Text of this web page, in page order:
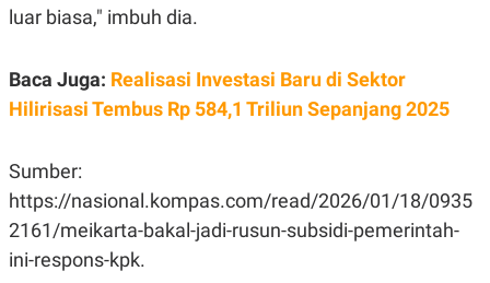
I
A
N
G
N
N
C
E
T
I
N
E
A
M
T
E
luar biasa," imbuh dia.
Baca Juga: Realisasi Investasi Baru di Sektor
Hilirisasi Tembus Rp 584,1 Triliun Sepanjang 2025
Sumber:
https://nasional.kompas.com/read/2026/01/18/0935
2161/meikarta-bakal-jadi-rusun-subsidi-pemerintah-
ini-respons-kpk.